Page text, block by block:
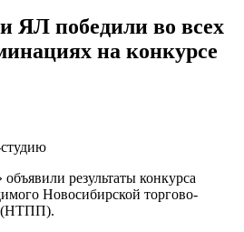
ЯЛ победили во всех
на конкурсе
результаты конкурса
Новосибирской торгово-
(НТПП).